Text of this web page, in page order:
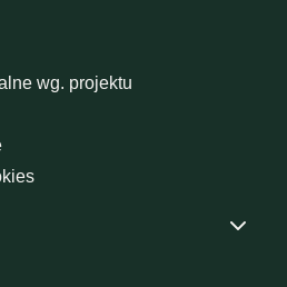
wg. projektu